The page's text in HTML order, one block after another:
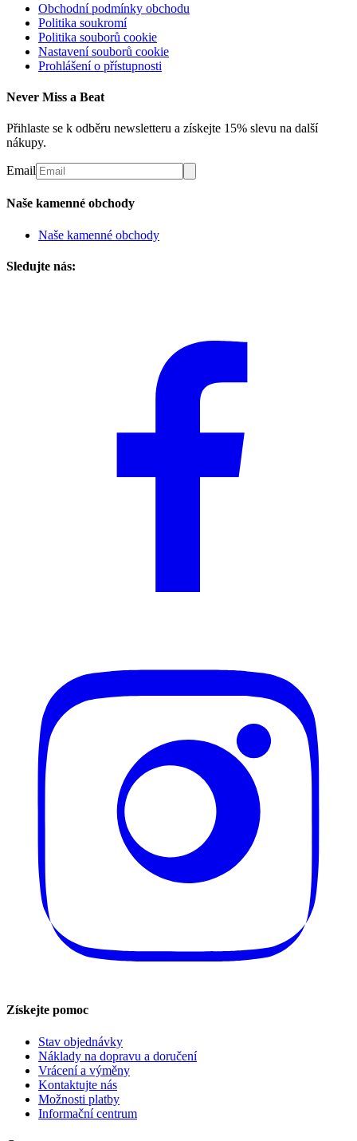
Obchodní podmínky obchodu
Politika soukromí
Politika souborů cookie
Nastavení souborů cookie
Prohlášení o přístupnosti
Never Miss a Beat
Přihlaste se k odběru newsletteru a získejte 15% slevu na další
nákupy.
Email
Naše kamenné obchody
Naše kamenné obchody
Sledujte nás:
Získejte pomoc
Stav objednávky
Náklady na dopravu a doručení
Vrácení a výměny
Kontaktujte nás
Možnosti platby
Informační centrum